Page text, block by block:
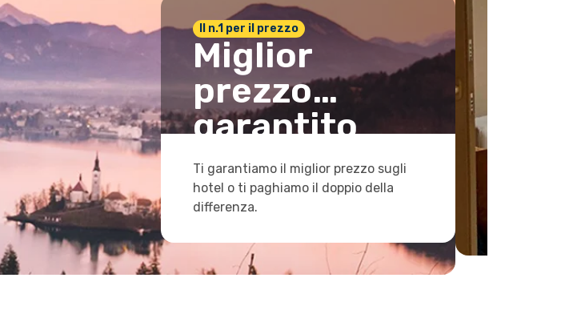
Il n.1 per il prezzo
Miglior
prezzo
garantito
Ti garantiamo il miglior prezzo sugli
hotel o ti paghiamo il doppio della
differenza.